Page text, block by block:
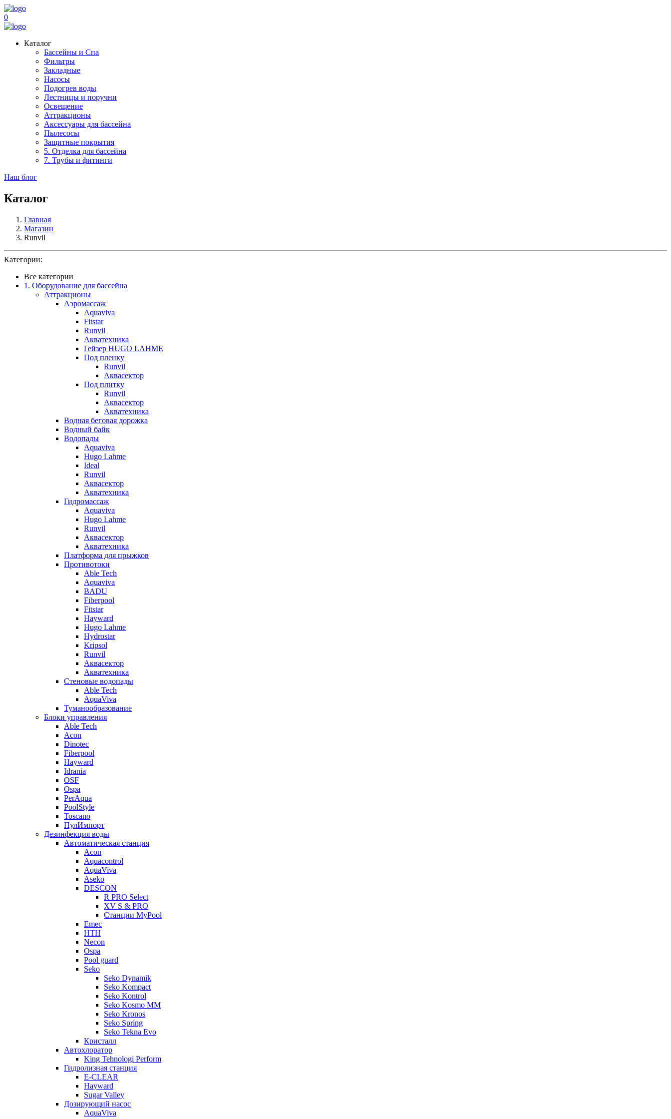
0
Каталог
Бассейны и Спа
Фильтры
Закладные
Насосы
Подогрев воды
Лестницы и поручни
Освещение
Аттракционы
Аксессуары для бассейна
Пылесосы
Защитные покрытия
5. Отделка для бассейна
7. Трубы и фитинги
Наш блог
Каталог
Главная
Магазин
Runvil
Категории:
Все категории
1. Оборудование для бассейна
Аттракционы
Аэромассаж
Aquaviva
Fitstar
Runvil
Акватехника
Гейзер HUGO LAHME
Под пленку
Runvil
Аквасектор
Под плитку
Runvil
Аквасектор
Акватехника
Водная беговая дорожка
Водный байк
Водопады
Aquaviva
Hugo Lahme
Ideal
Runvil
Аквасектор
Акватехника
Гидромассаж
Aquaviva
Hugo Lahme
Runvil
Аквасектор
Акватехника
Платформа для прыжков
Противотоки
Able Tech
Aquaviva
BADU
Fiberpool
Fitstar
Hayward
Hugo Lahme
Hydrostar
Kripsol
Runvil
Аквасектор
Акватехника
Стеновые водопады
Able Tech
AquaViva
Туманообразование
Блоки управления
Able Tech
Acon
Dinotec
Fiberpool
Hayward
Idrania
OSF
Ospa
PerAqua
PoolStyle
Toscano
ПулИмпорт
Дезинфекция воды
Автоматическая станция
Acon
Aquacontrol
AquaViva
Aseko
DESCON
R PRO Select
XV S & PRO
Станции MyPool
Emec
HTH
Necon
Ospa
Pool guard
Seko
Seko Dynamik
Seko Kompact
Seko Kontrol
Seko Kosmo MM
Seko Kronos
Seko Spring
Seko Tekna Evo
Кристалл
Автохлоратор
King Tehnologi Perform
Гидролизная станция
E-CLEAR
Hayward
Sugar Valley
Дозирующий насос
AquaViva